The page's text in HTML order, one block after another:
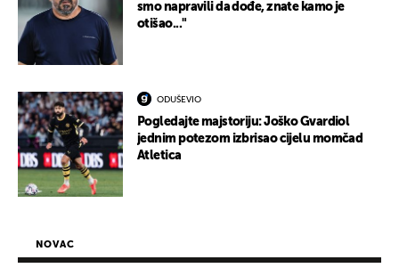
smo napravili da dođe, znate kamo je
otišao..."
ODUŠEVIO
Pogledajte majstoriju: Joško Gvardiol
jednim potezom izbrisao cijelu momčad
Atletica
NOVAC